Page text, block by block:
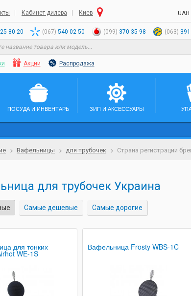
Кабинет дилера Киев UAH
80-20 (067) 540-02-50 (099) 370-35-98 (063)
Акции Распродажа
ПОСУДА И ИНВЕНТАРЬ ЗИП И АКСЕССУАРЫ
Вафельницы для трубочек Страна регистрации
для трубочек Украина
Самые дешевые Самые дорогие
для тонких
WE-1S
Вафельница Frosty WBS-1C